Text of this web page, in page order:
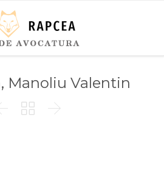
Manoliu Valentin
 